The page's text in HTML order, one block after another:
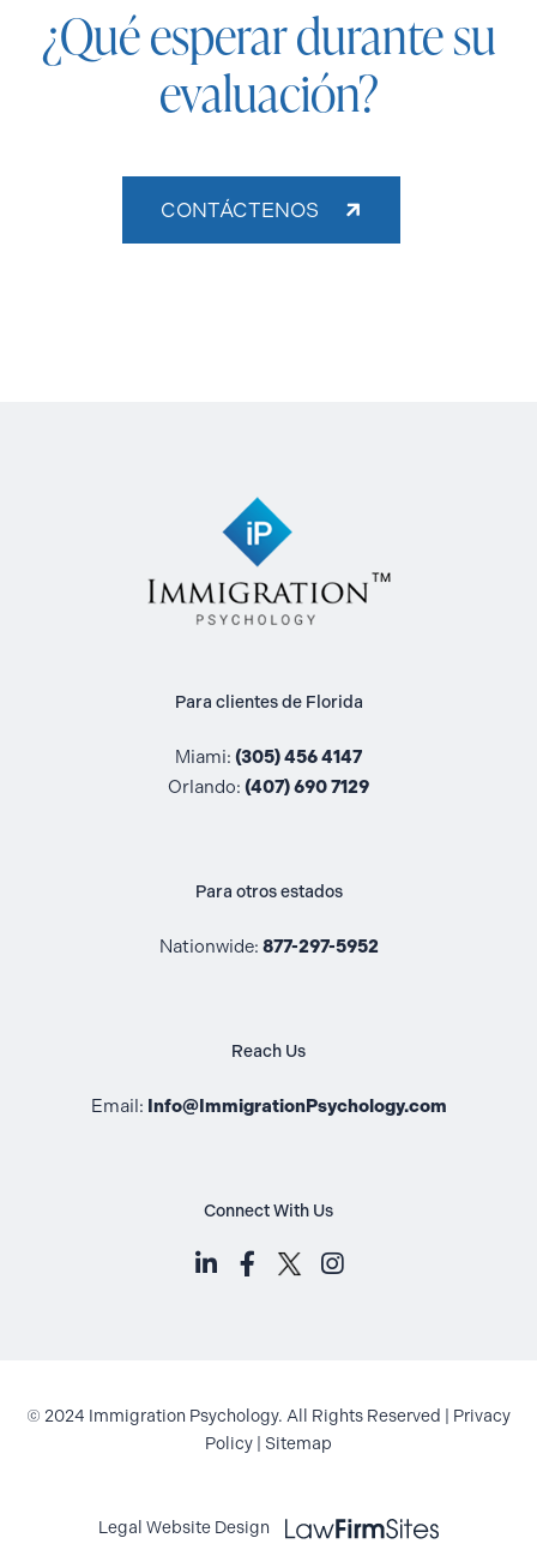
¿Qué esperar durante su
evaluación?
CONTÁCTENOS
Para clientes de Florida
Miami: (305) 456 4147
Orlando: (407) 690 7129
Para otros estados
Nationwide: 877-297-5952
Reach Us
Email: Info@ImmigrationPsychology.com
Connect With Us
LinkedIn (opens in a new tab)
Facebook (opens in a new
Instagram (opens
© 2024 Immigration Psychology. All Rights Reserved | Privacy
Policy
Sitemap
Legal Website Design Law Firm Sites (opens in a new